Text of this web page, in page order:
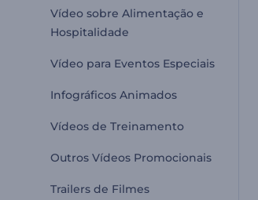
Vídeo sobre Alimentação e
Hospitalidade
Vídeo para Eventos Especiais
Infográficos Animados
Vídeos de Treinamento
Outros Vídeos Promocionais
Trailers de Filmes